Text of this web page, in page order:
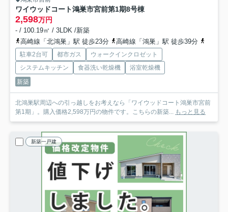
ワイウッドコート鴻巣市宮前第1期8号棟
2,598万円
- / 100.19㎡ / 3LDK /新築
高崎線「北鴻巣」駅 徒歩23分
高崎線「鴻巣」駅 徒歩39分
駐車2台可 都市ガス
ウォークインクロゼット
システムキッチン
食器洗い乾燥機
浴室乾燥機
新築
北鴻巣駅周辺への引っ越しをお考えなら「ワイウッドコート鴻巣市宮前
第1期」。購入価格2,598万円の物件です。こちらの新築... もっと見る
新築一戸建